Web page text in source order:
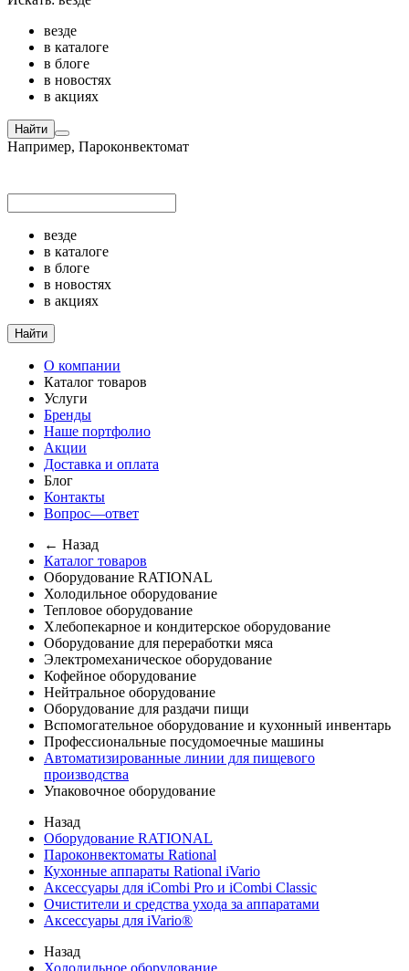
везде
в каталоге
в блоге
в новостях
в акциях
Найти
Например, Пароконвектомат
везде
в каталоге
в блоге
в новостях
в акциях
Найти
О компании
Каталог товаров
Услуги
Бренды
Наше портфолио
Акции
Доставка и оплата
Блог
Контакты
Вопрос—ответ
← Назад
Каталог товаров
Оборудование RATIONAL
Холодильное оборудование
Тепловое оборудование
Хлебопекарное и кондитерское оборудование
Оборудование для переработки мяса
Электромеханическое оборудование
Кофейное оборудование
Нейтральное оборудование
Оборудование для раздачи пищи
Вспомогательное оборудование и кухонный инвентарь
Профессиональные посудомоечные машины
Автоматизированные линии для пищевого
производства
Упаковочное оборудование
Назад
Оборудование RATIONAL
Пароконвектоматы Rational
Кухонные аппараты Rational iVario
Аксессуары для iCombi Pro и iCombi Classic
Очистители и средства ухода за аппаратами
Аксессуары для iVario®
Назад
Холодильное оборудование